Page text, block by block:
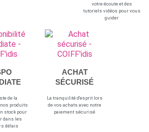
votre écoute et des
tutoriels vidéos pour vous
guider
de la
produits
stock pour
dans les
délais
ACHAT
SÉCURISÉ
La tranquilité d'esprit lors
de vos achats avec notre
paiement sécurisé